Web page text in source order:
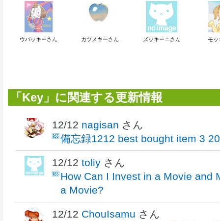
ウパッキーさん カツメキーさん ズッキーニ さん モッ
「Key」に関連する更新情報
12/12 nagisan さん
備忘録1212 best bought item 3
12/12 toliy さん
How Can I Invest in a Movie and
a Movie?
12/12 ChouIsamu さん